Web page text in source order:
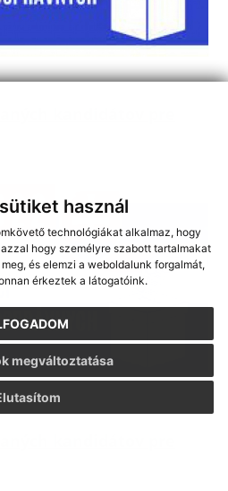
használ
technológiákat alkalmaz, hogy
hogy személyre szabott tartalmakat
és elemzi a weboldalunk forgalmát,
érkeztek a látogatóink.
megváltoztatása